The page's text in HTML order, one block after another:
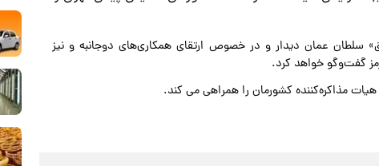
سلطان عمان دیدار و در خصوص ارتقای همکاری‌های دوجانبه و نیز
گفت‌وگو خواهد کرد.
مذاکره‌کننده کشورمان را همراهی می کند.